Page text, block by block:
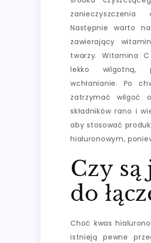
Następnie warto
zawierający
twarzy. Witamina
lekko wilgotną,
wchłanianie. Po
zatrzymać wilgoć
składników rano i
aby stosować
hialuronowym,
Czy
do
Choć kwas
istnieją pewne